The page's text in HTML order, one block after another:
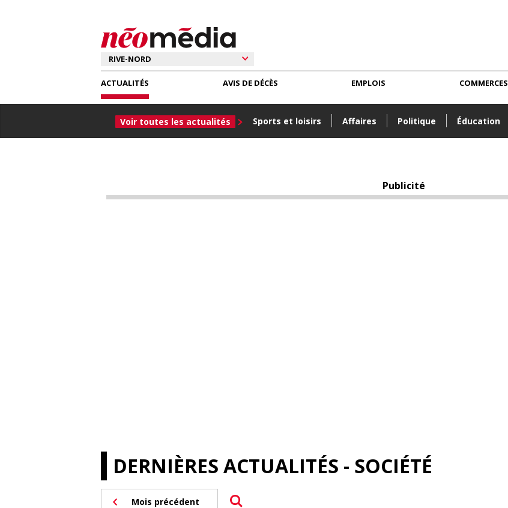
ACTUALITÉS
Voir toutes les actualités Sports et loisirs Affaires Politique Éducation
AVIS DE DÉCÈS EMPLOIS COMMERCES
Publicité
DERNIÈRES ACTUALITÉS - SOCIÉTÉ
Mois précédent